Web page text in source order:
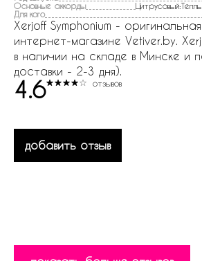
Основные аккорды
Для кого
Xerjoff Symphonium -
интернет-магазине Vetiver.by.
в наличии на складе в Минске и
доставки - 2-3 дня).
4.6 отзывов
добавить отзыв